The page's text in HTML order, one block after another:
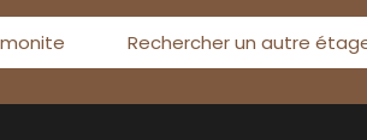
Rechercher un autre